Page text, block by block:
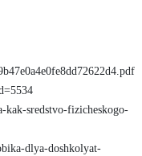
kak-sredstvo-fizicheskogo-
dlya-doshkolyat-